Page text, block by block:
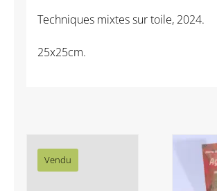
Techniques mixtes sur toile, 2024.
25x25cm.
Vendu